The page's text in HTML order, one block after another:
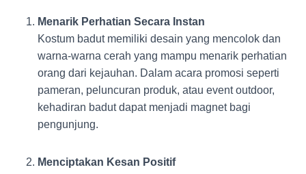
Menarik Perhatian Secara Instan
Kostum badut memiliki desain yang mencolok dan
warna-warna cerah yang mampu menarik perhatian
orang dari kejauhan. Dalam acara promosi seperti
pameran, peluncuran produk, atau event outdoor,
kehadiran badut dapat menjadi magnet bagi
pengunjung.
Menciptakan Kesan Positif